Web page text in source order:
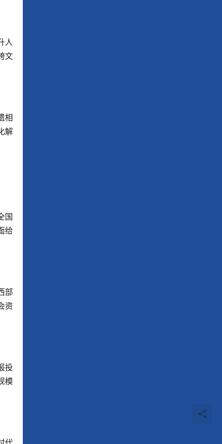
人
文
相
解
国
给
部
资
投
模